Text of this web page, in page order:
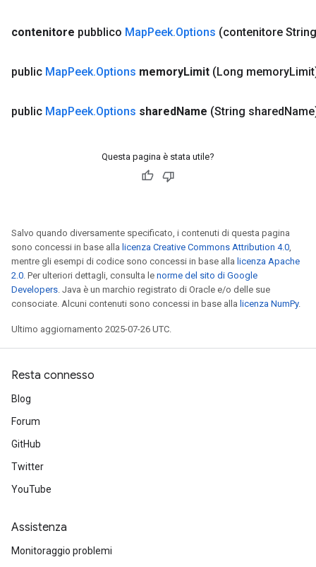
contenitore pubblico MapPeek.Options (contenitore
public MapPeek.Options memoryLimit (Long memory
public MapPeek.Options sharedName (String shared
Questa pagina è stata utile?
Salvo quando diversamente specificato, i contenuti di questa pagina
sono concessi in base alla licenza Creative Commons Attribution 4.0,
mentre gli esempi di codice sono concessi in base alla licenza Apache
2.0. Per ulteriori dettagli, consulta le norme del sito di Google
Developers. Java è un marchio registrato di Oracle e/o delle sue
consociate. Alcuni contenuti sono concessi in base alla licenza NumPy.
Ultimo aggiornamento 2025-07-26 UTC.
Resta connesso
Blog
Forum
GitHub
Twitter
YouTube
Assistenza
Monitoraggio problemi